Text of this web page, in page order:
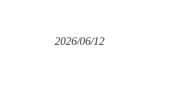
2026/06/12